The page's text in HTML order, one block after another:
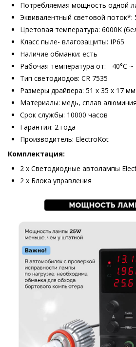
Потребляемая мощность одной
Эквивалентный световой
Цветовая температура: 6000K
Класс пыле- влагозащиты: IP65
Наличие обманки: есть
Рабочая температура от: - 40°С ~
Тип светодиодов: CR 7535
Размеры драйвера: 51 х 35 х 17 мм
Материалы: медь, сплав алюминия
Срок службы: 10000 часов
Гарантия: 2 года
Производитель: ElectroKot
Комплектация:
2 х Светодиодные автолампы
2 х Блока управления